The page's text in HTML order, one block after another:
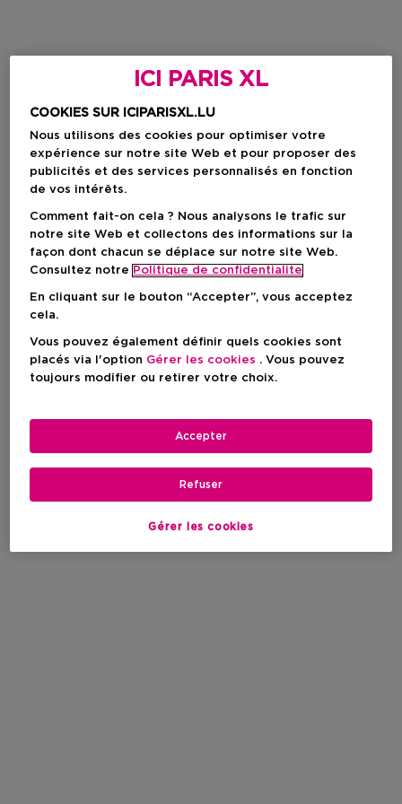
ICI PARIS XL
COOKIES SUR ICIPARISXL.LU
Nous utilisons des cookies pour optimiser votre
expérience sur notre site Web et pour proposer des
publicités et des services personnalisés en fonction
de vos intérêts.
Comment fait-on cela ? Nous analysons le trafic sur
notre site Web et collectons des informations sur la
façon dont chacun se déplace sur notre site Web.
Consultez notre Politique de confidentialite
En cliquant sur le bouton “Accepter”, vous acceptez
cela.
Vous pouvez également définir quels cookies sont
placés via l'option Gérer les cookies . Vous pouvez
toujours modifier ou retirer votre choix.
Gérer les cookies
Refuser
Accepter